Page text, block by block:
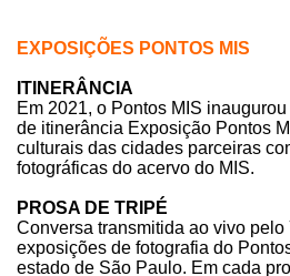
EXPOSIÇÕES PONTOS MIS
ITINERÂNCIA
Em 2021, o Pontos MIS
de itinerância Exposição Pontos
culturais das cidades parceiras
fotográficas do acervo do MIS.
PROSA DE TRIPÉ
Conversa transmitida ao vivo
exposições de fotografia do
estado de São Paulo. Em cada